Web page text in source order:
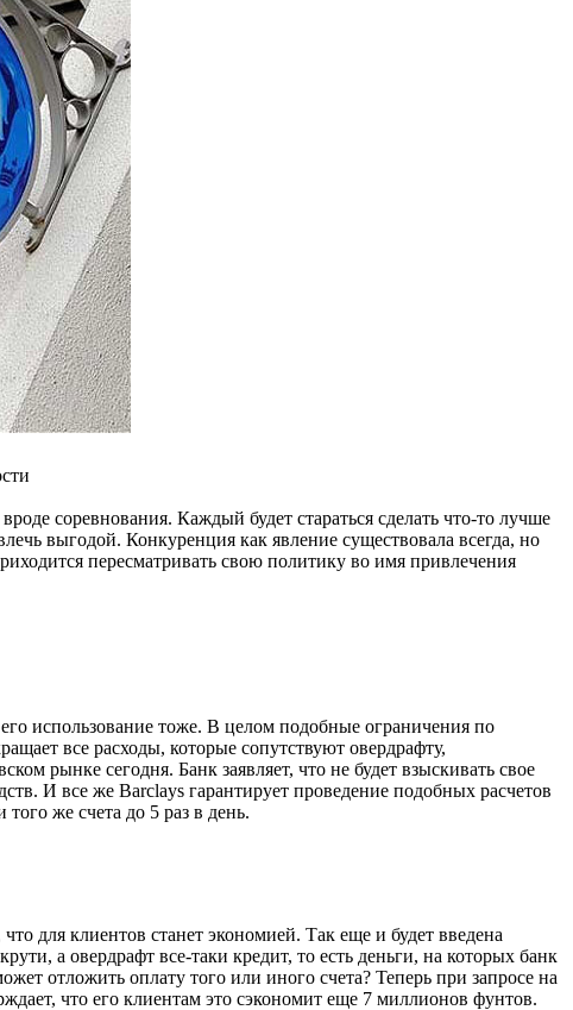
соревнования. Каждый будет стараться сделать что-то лучше
выгодой. Конкуренция как явление существовала всегда, но
пересматривать свою политику во имя привлечения
использование тоже. В целом подобные ограничения по
все расходы, которые сопутствуют овердрафту,
рынке сегодня. Банк заявляет, что не будет взыскивать свое
И все же Barclays гарантирует проведение подобных расчетов
же счета до 5 раз в день.
для клиентов станет экономией. Так еще и будет введена
а овердрафт все-таки кредит, то есть деньги, на которых банк
отложить оплату того или иного счета? Теперь при запросе на
что его клиентам это сэкономит еще 7 миллионов фунтов.